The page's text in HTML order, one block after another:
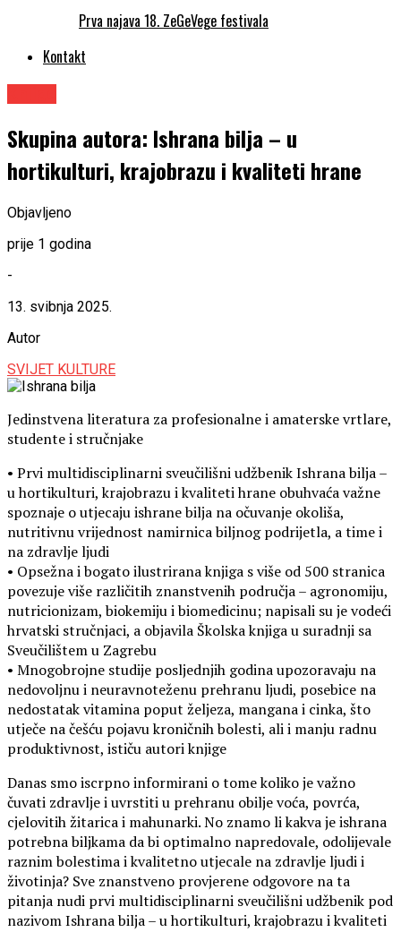
Prva najava 18. ZeGeVege festivala
Kontakt
Skupina autora: Ishrana bilja – u
hortikulturi, krajobrazu i kvaliteti hrane
Objavljeno
prije 1 godina
-
13. svibnja 2025.
Autor
SVIJET KULTURE
Jedinstvena literatura za profesionalne i amaterske vrtlare,
studente i stručnjake
• Prvi multidisciplinarni sveučilišni udžbenik Ishrana bilja –
u hortikulturi, krajobrazu i kvaliteti hrane obuhvaća važne
spoznaje o utjecaju ishrane bilja na očuvanje okoliša,
nutritivnu vrijednost namirnica biljnog podrijetla, a time i
na zdravlje ljudi
• Opsežna i bogato ilustrirana knjiga s više od 500 stranica
povezuje više različitih znanstvenih područja – agronomiju,
nutricionizam, biokemiju i biomedicinu; napisali su je vodeći
hrvatski stručnjaci, a objavila Školska knjiga u suradnji sa
Sveučilištem u Zagrebu
• Mnogobrojne studije posljednjih godina upozoravaju na
nedovoljnu i neuravnoteženu prehranu ljudi, posebice na
nedostatak vitamina poput željeza, mangana i cinka, što
utječe na češću pojavu kroničnih bolesti, ali i manju radnu
produktivnost, ističu autori knjige
Danas smo iscrpno informirani o tome koliko je važno
čuvati zdravlje i uvrstiti u prehranu obilje voća, povrća,
cjelovitih žitarica i mahunarki. No znamo li kakva je ishrana
potrebna biljkama da bi optimalno napredovale, odolijevale
raznim bolestima i kvalitetno utjecale na zdravlje ljudi i
životinja? Sve znanstveno provjerene odgovore na ta
pitanja nudi prvi multidisciplinarni sveučilišni udžbenik pod
nazivom Ishrana bilja – u hortikulturi, krajobrazu i kvaliteti